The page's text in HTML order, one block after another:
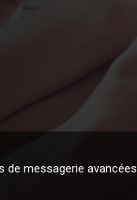
de messagerie avancées